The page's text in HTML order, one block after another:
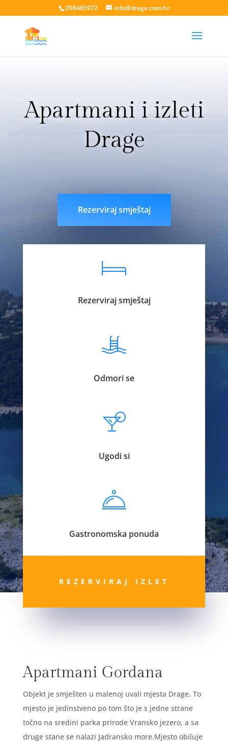
098465972 info@drage.com.hr
Apartmani i izleti
Drage
Rezerviraj smještaj
Rezerviraj smještaj
Odmori se
Ugodi si
Gastronomska ponuda
REZERVIRAJ IZLET
Apartmani Gordana
Objekt je smješten u malenoj uvali mjesta Drage. To
mjesto je jedinstveno po tom što je s jedne strane
točno na sredini parka prirode Vransko jezero, a sa
druge stane se nalazi Jadransko more.Mjesto obiluje